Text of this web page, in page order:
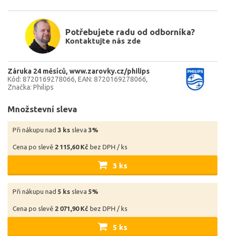
Potřebujete radu od odborníka?
Kontaktujte nás zde
Záruka 24 měsíců www.zarovky.cz/philips
Kód: 8720169278066 EAN: 8720169278066
Značka: Philips
Množstevní sleva
Při nákupu nad 3 ks sleva 3%
Cena po slevě 2 115,60 Kč bez DPH / ks
3 ks
Při nákupu nad 5 ks sleva 5%
Cena po slevě 2 071,90 Kč bez DPH / ks
5 ks